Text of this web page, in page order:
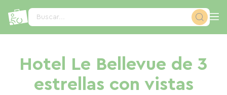
Buscar...
Hotel Le Bellevue de 3
estrellas con vistas
Panel de gestión de cookies